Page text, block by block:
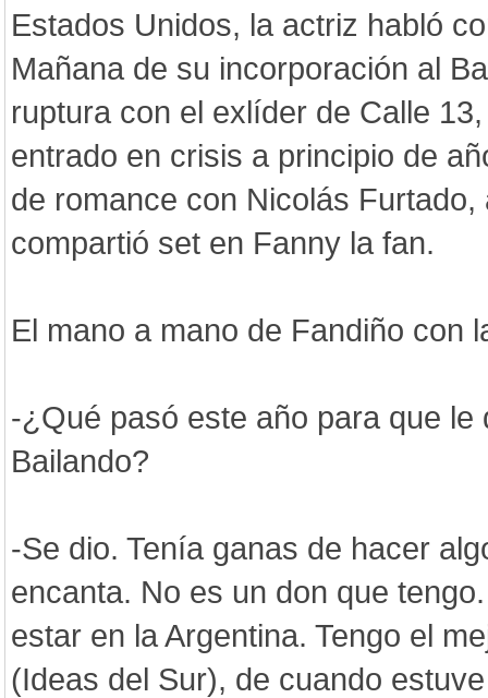
Estados Unidos, la actriz habló
Mañana de su incorporación al
ruptura con el exlíder de Calle
entrado en crisis a principio de
de romance con Nicolás Furtado,
compartió set en Fanny la fan.
El mano a mano de Fandiño con
-¿Qué pasó este año para que le
Bailando?
-Se dio. Tenía ganas de hacer
encanta. No es un don que
estar en la Argentina. Tengo el
(Ideas del Sur), de cuando